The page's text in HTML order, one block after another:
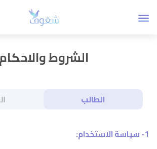
الشروط والاحكام
الطالب
1- سياسة الاستخدام: